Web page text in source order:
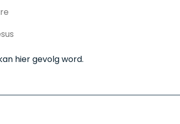
hier gevolg word.